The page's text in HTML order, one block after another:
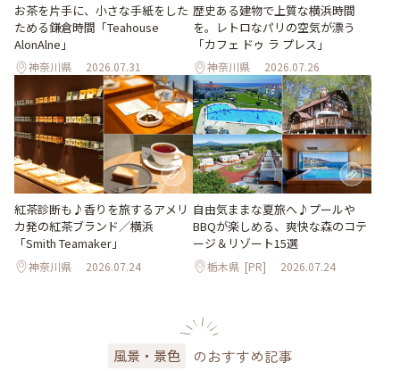
お茶を片手に、小さな手紙をした
ためる鎌倉時間「Teahouse
AlonAlne」
神奈川県 2026.07.31
歴史ある建物で上質な横浜時間
を。レトロなパリの空気が漂う
「カフェ ドゥ ラ プレス」
神奈川県 2026.07.26
紅茶診断も♪香りを旅するアメリ
カ発の紅茶ブランド／横浜
「Smith Teamaker」
神奈川県 2026.07.24
自由気ままな夏旅へ♪プールや
BBQが楽しめる、爽快な森のコテ
ージ＆リゾート15選
栃木県 [PR] 2026.07.24
風景・景色 のおすすめ記事